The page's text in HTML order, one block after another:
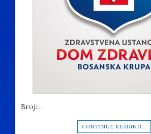
Broj:…
CONTINUE READING…